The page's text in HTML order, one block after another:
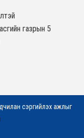
газрын 5
сэргийлэх ажлыг